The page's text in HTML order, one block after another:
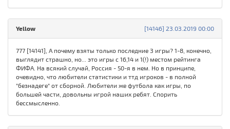
[14146] 23.03.2019 00:00
Yellow
777 [14141], А почему взяты только последние 3 игры? 1-8, конечно,
выглядит страшно, но... это игры с 16,14 и 1(!) местом рейтинга
ФИФА. На всякий случай, Россия - 50-я в нем. Но в принципе,
очевидно, что любители статистики и ттд игроков - в полной
"безнадеге" от сборной. Любители же футбола как игры, по
большей части, довольны игрой наших ребят. Спорить
бессмысленно.